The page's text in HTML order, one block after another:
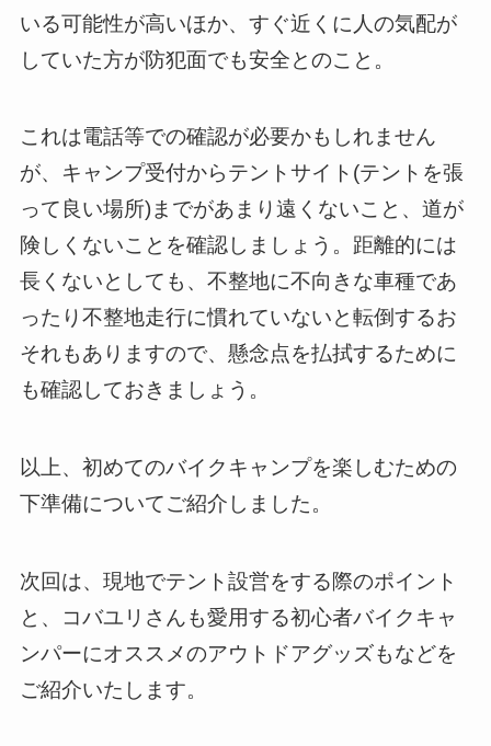
いる可能性が高いほか、すぐ近くに人の気配が
していた方が防犯面でも安全とのこと。
これは電話等での確認が必要かもしれません
が、キャンプ受付からテントサイト(テントを張
って良い場所)までがあまり遠くないこと、道が
険しくないことを確認しましょう。距離的には
長くないとしても、不整地に不向きな車種であ
ったり不整地走行に慣れていないと転倒するお
それもありますので、懸念点を払拭するために
も確認しておきましょう。
以上、初めてのバイクキャンプを楽しむための
下準備についてご紹介しました。
次回は、現地でテント設営をする際のポイント
と、コバユリさんも愛用する初心者バイクキャ
ンパーにオススメのアウトドアグッズもなどを
ご紹介いたします。